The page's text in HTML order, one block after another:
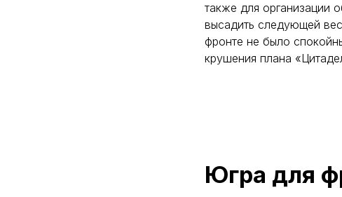
также для организации
высадить следующей
фронте не было
крушения плана
Югра для